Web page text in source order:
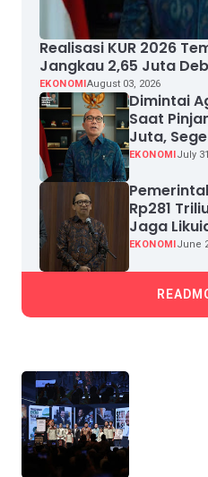
Realisasi KUR 2026
Jangkau 2,65 Juta
EKONOMIAugust 03, 2026
Dimintai
Saat
Juta,
EKONOMIJuly
Rp281
Jaga
EKONOMIJune